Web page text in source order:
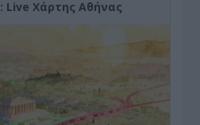
Live Χάρτης Αθήνας